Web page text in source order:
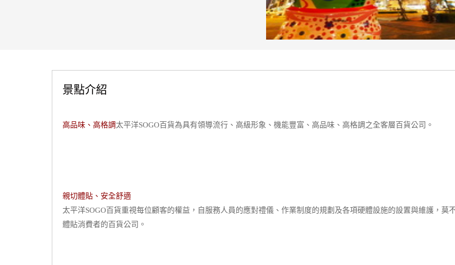
景點介紹
高品味、高格調太平洋SOGO百貨為具有領導流行、高級形象、機能豐富、高品味、高格調之全客層百貨公司。
親切體貼、安全舒適
太平洋SOGO百貨重視每位顧客的權益，自服務人員的應對禮儀、作業制度的規劃及各項硬體設施的設置與維護，莫
體貼消費者的百貨公司。